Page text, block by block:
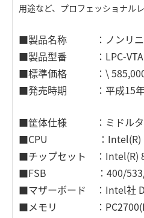
用途など、プロフェッショナル
■製品名称 ：ノンリニア
■製品型番 ：LPC-
■標準価格 ：\
■発売時期 ：平成15年
■筐体仕様 ：ミドルタ
■CPU ：Intel(R)
■チップセット ：Intel(R)
■FSB ：400/533/
■マザーボード ：Intel社
■メモリ ：